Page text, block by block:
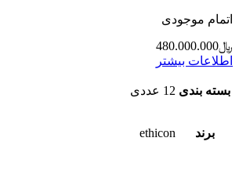
اتمام موجودی
﷼480.000.000
اطلاعات بیشتر
بسته بندی 12 عددی
برند ethicon